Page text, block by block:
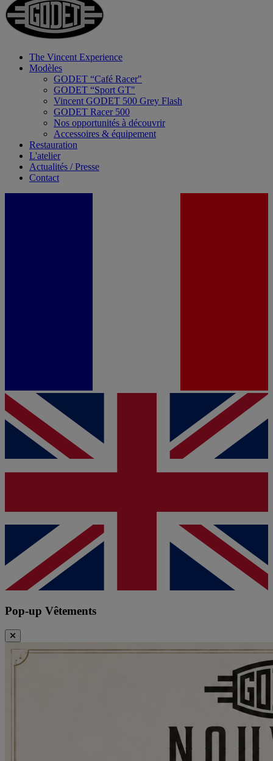
The Vincent Experience
Modèles
GODET “Café Racer"
GODET “Sport GT"
Vincent GODET 500 Grey Flash
GODET Racer 500
Nos opportunités à découvrir
Accessoires & équipement
Restauration
L'atelier
Actualités / Presse
Contact
Pop-up Vêtements
Fermer